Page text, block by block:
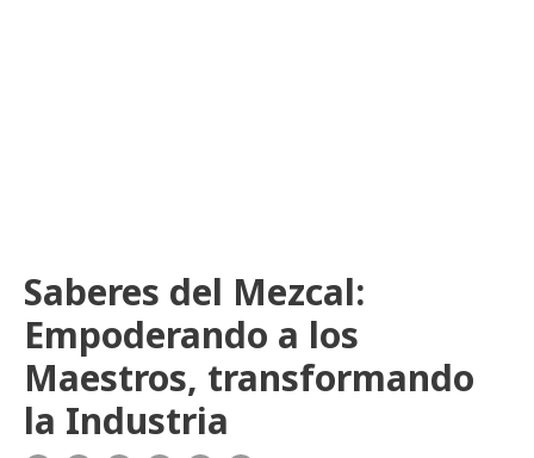
Saberes del Mezcal:
Empoderando a los
Maestros, transformando
la Industria